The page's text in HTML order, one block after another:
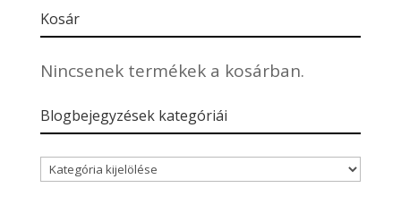
Kosár
Nincsenek termékek a kosárban.
Blogbejegyzések kategóriái
Blogbejegyzések
kategóriái